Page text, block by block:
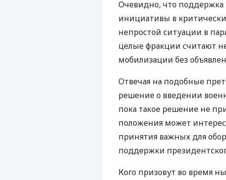
Очевидно, что
инициативы в
непростой ситуации в
целые фракции считают
мобилизации без
Отвечая на подобные
решение о введении
пока такое решение не
положения может
принятия важных для
поддержки
Кого призовут во время